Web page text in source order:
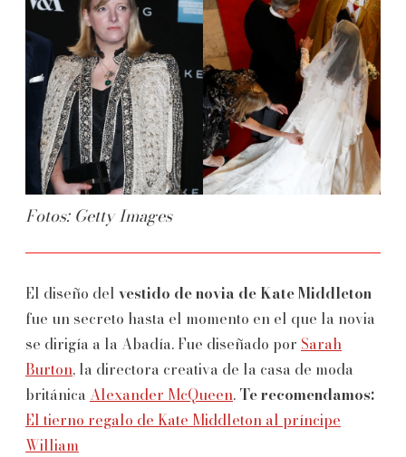
Fotos: Getty Images
El diseño del vestido de novia de Kate Middleton
fue un secreto hasta el momento en el que la novia
se dirigía a la Abadía. Fue diseñado por Sarah
Burton, la directora creativa de la casa de moda
británica Alexander McQueen. Te recomendamos:
El tierno regalo de Kate Middleton al príncipe
William